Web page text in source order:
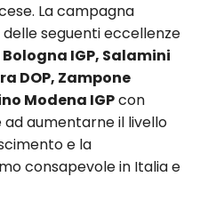
La campagna
seguenti eccellenze
IGP, Salamini
DOP, Zampone
Modena IGPcon
aumentarne il livello
e la
consapevole in Italia e